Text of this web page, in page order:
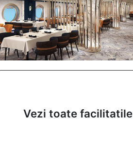
Vezi toate facilitatile